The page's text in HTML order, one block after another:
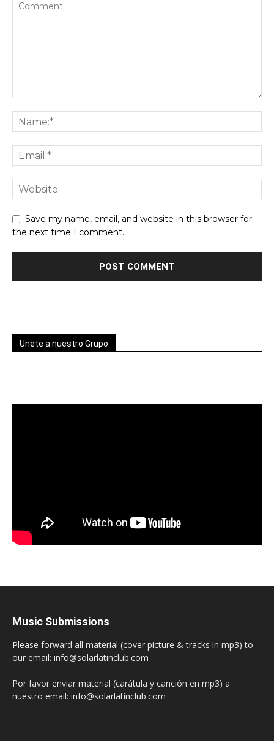
Save my name, email, and website in this browser for
the next time I comment.
Unete a nuestro Grupo
Music Submissions
Please forward all material (cover picture & tracks in mp3) to
our email: info@solarlatinclub.com
Por favor enviar material (carátula y canción en mp3) a
nuestro email: info@solarlatinclub.com